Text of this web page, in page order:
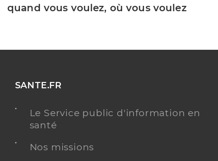
quand vous voulez, où vous voulez
SANTE.FR
Le Service public d'information en
santé
Nos missions